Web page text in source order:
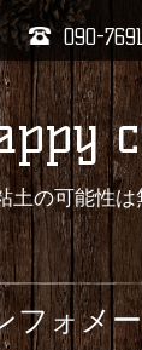
090-
土の可能性は
フォメ